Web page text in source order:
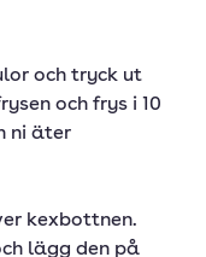
och tryck ut
och frys i 10
ni äter
kexbottnen.
lägg den på